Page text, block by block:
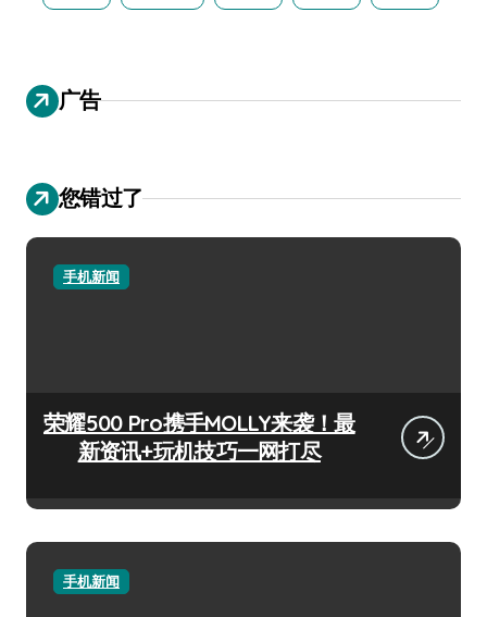
广告
您错过了
手机新闻
荣耀500 Pro携手MOLLY来袭！最
新资讯+玩机技巧一网打尽
手机新闻